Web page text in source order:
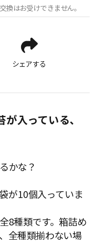
換はお受けできません。
シェアする
入っている、
かな？
が10個入っていま
8種類です。箱詰め
全種類揃わない場